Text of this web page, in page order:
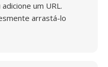
um URL.
arrastá-lo